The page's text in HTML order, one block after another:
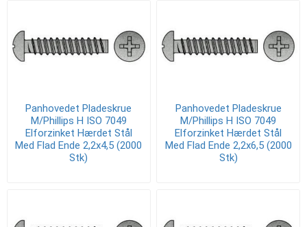
Panhovedet Pladeskrue
M/Phillips H ISO 7049
Elforzinket Hærdet Stål
Med Flad Ende 2,2x4,5 (2000
Stk)
Panhovedet Pladeskrue
M/Phillips H ISO 7049
Elforzinket Hærdet Stål
Med Flad Ende 2,2x6,5 (2000
Stk)